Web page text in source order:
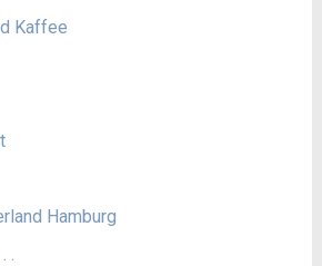
Kaffee
Hamburg
.